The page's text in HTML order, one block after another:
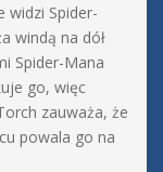
widzi Spider-
windą na dół
Spider-Mana
go, więc
zauważa, że
powala go na